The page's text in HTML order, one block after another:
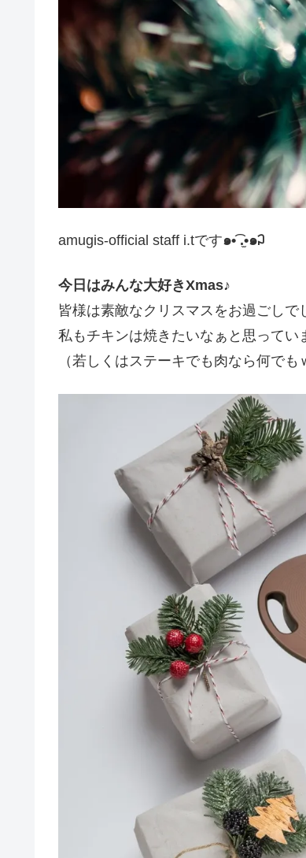
amugis-official staff i.tです๑•͡ .̫•๑꒜
今日はみんな大好きXmas♪
皆様は素敵なクリスマスをお過ごしで
私もチキンは焼きたいなぁと思ってい
（若しくはステーキでも肉なら何で